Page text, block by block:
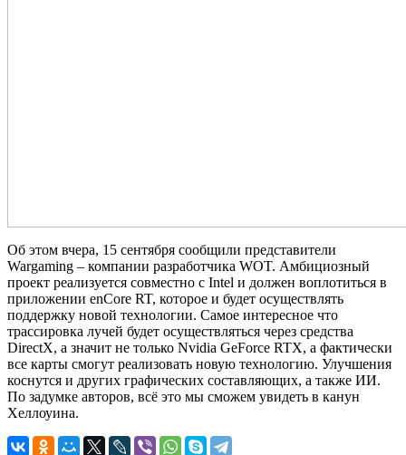
Об этом вчера, 15 сентября сообщили представители
Wargaming – компании разработчика WOT. Амбициозный
проект реализуется совместно с Intel и должен воплотиться в
приложении enСore RT, которое и будет осуществлять
поддержку новой технологии. Самое интересное что
трассировка лучей будет осуществляться через средства
DirectX, а значит не только Nvidia GeForce RTX, а фактически
все карты смогут реализовать новую технологию. Улучшения
коснутся и других графических составляющих, а также ИИ.
По задумке авторов, всё это мы сможем увидеть в канун
Хеллоуина.